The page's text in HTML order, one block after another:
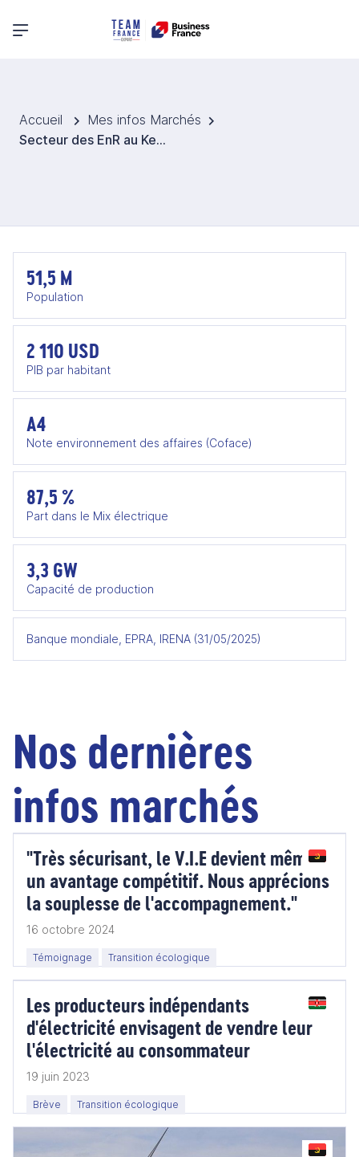
Menu principal
Accueil
Mes infos Marchés
Secteur des EnR au Kenya
51,5 M
Population
2 110 USD
PIB par habitant
A4
Note environnement des affaires (Coface)
87,5 %
Part dans le Mix électrique
3,3 GW
Capacité de production
Banque mondiale, EPRA, IRENA (31/05/2025)
Nos dernières
infos marchés
"Très sécurisant, le V.I.E devient même
un avantage compétitif. Nous apprécions
la souplesse de l'accompagnement."
16 octobre 2024
Témoignage Transition écologique
Les producteurs indépendants
d'électricité envisagent de vendre leur
l'électricité au consommateur
19 juin 2023
Brève Transition écologique